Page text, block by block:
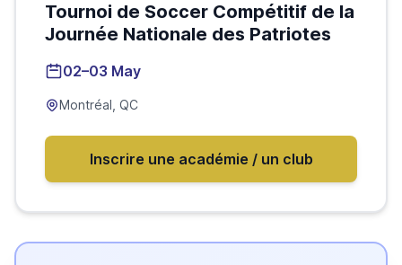
Tournoi de Soccer Compétitif de la
Journée Nationale des Patriotes
02–03 May
Montréal, QC
Inscrire une académie / un club